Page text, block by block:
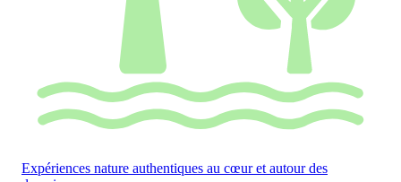
Expériences nature authentiques au cœur et autour des